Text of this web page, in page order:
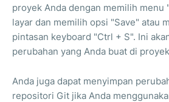
proyek Anda dengan memilih menu
layar dan memilih opsi "Save" atau
pintasan keyboard "Ctrl + S". Ini
perubahan yang Anda buat di
Anda juga dapat menyimpan
repositori Git jika Anda